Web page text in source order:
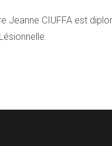
Jeanne CIUFFA est